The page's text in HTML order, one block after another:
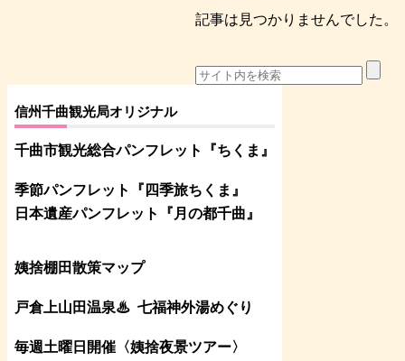
記事は見つかりませんでした。
信州千曲観光局オリジナル
千曲市観光総合パンフレット 『ちくま 』
季節パンフレット『四季旅ちくま』
日本遺産パンフレット
『月の都千曲 』
姨捨棚田散策マップ
戸倉上山田温泉♨ 七福神外湯めぐり
毎週土曜日開催〈姨捨夜景ツアー〉